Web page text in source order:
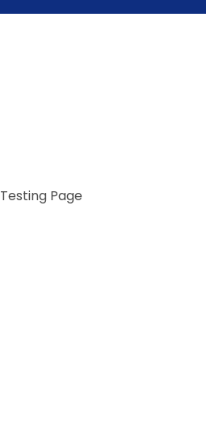
Testing Page